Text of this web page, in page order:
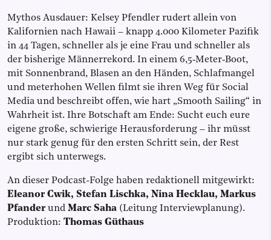
Mythos Ausdauer: Kelsey Pfendler rudert allein von
Kalifornien nach Hawaii – knapp 4.000 Kilometer Pazifik
in 44 Tagen, schneller als je eine Frau und schneller als
der bisherige Männerrekord. In einem 6,5‑Meter‑Boot,
mit Sonnenbrand, Blasen an den Händen, Schlafmangel
und meterhohen Wellen filmt sie ihren Weg für Social
Media und beschreibt offen, wie hart „Smooth Sailing“ in
Wahrheit ist. Ihre Botschaft am Ende: Sucht euch eure
eigene große, schwierige Herausforderung – ihr müsst
nur stark genug für den ersten Schritt sein, der Rest
ergibt sich unterwegs.
An dieser Podcast-Folge haben redaktionell mitgewirkt:
Eleanor Cwik, Stefan Lischka, Nina Hecklau, Markus
Pfanderund Marc Saha (Leitung Interviewplanung).
Produktion: Thomas Güthaus